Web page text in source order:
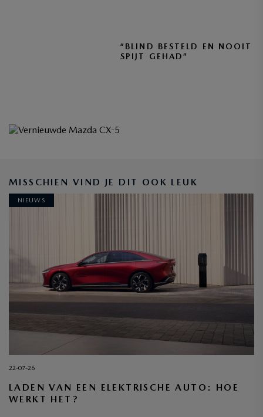
“BLIND BESTELD EN NOOIT
SPIJT GEHAD”
ONTDEK DE MOGELIJKHEDEN
MISSCHIEN VIND JE DIT OOK LEUK
NIEUWS
22-07-26
LADEN VAN EEN ELEKTRISCHE AUTO: HOE
WERKT HET?